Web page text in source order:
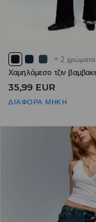
+ 2 χρώματα
Χαμηλόμεσο τζιν
35,99 EUR
ΔΙΑΦΟΡΑ ΜΗΚΗ